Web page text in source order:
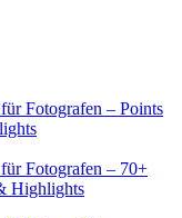
Fotografen – Points
Fotografen – 70+
Highlights